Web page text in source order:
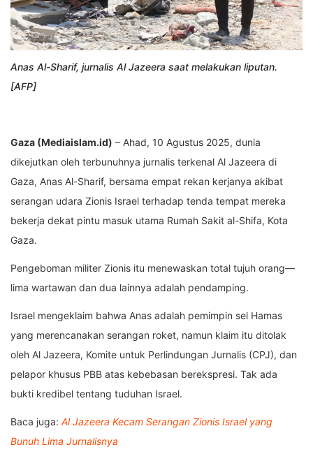
Anas Al-Sharif, jurnalis Al Jazeera saat melakukan liputan.
[AFP]
Gaza (Mediaislam.id) – Ahad, 10 Agustus 2025, dunia
dikejutkan oleh terbunuhnya jurnalis terkenal Al Jazeera di
Gaza, Anas Al-Sharif, bersama empat rekan kerjanya akibat
serangan udara Zionis Israel terhadap tenda tempat mereka
bekerja dekat pintu masuk utama Rumah Sakit al-Shifa, Kota
Gaza.
Pengeboman militer Zionis itu menewaskan total tujuh orang—
lima wartawan dan dua lainnya adalah pendamping.
Israel mengeklaim bahwa Anas adalah pemimpin sel Hamas
yang merencanakan serangan roket, namun klaim itu ditolak
oleh Al Jazeera, Komite untuk Perlindungan Jurnalis (CPJ), dan
pelapor khusus PBB atas kebebasan berekspresi. Tak ada
bukti kredibel tentang tuduhan Israel.
Baca juga: Al Jazeera Kecam Serangan Zionis Israel yang
Bunuh Lima Jurnalisnya